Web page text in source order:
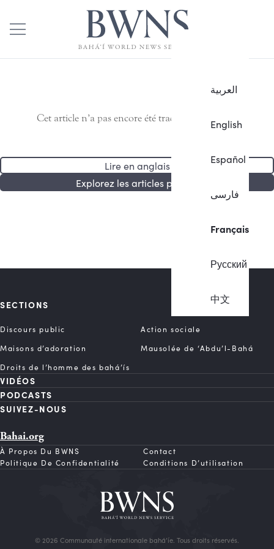
العربية
English
Español
فارسی
Français
Русский
中文
Cet article n’a pas encore été traduit en français.
Lire en anglais
Explorez les articles publiés
SECTIONS
Discours public
Action sociale
Maisons d’adoration
Mausolée de ‘Abdu’l-Bahá
Droits de l’homme des bahá’ís
VIDÉOS
PODCASTS
SUIVEZ-NOUS
Bahai.org
À Propos Du BWNS
Contact
Politique De Confidentialité
Conditions D’utilisation
© 2026 Communauté internationale bahá’íe. Tous droits réservés.